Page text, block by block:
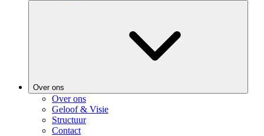
Over ons
Over ons
Geloof & Visie
Structuur
Contact